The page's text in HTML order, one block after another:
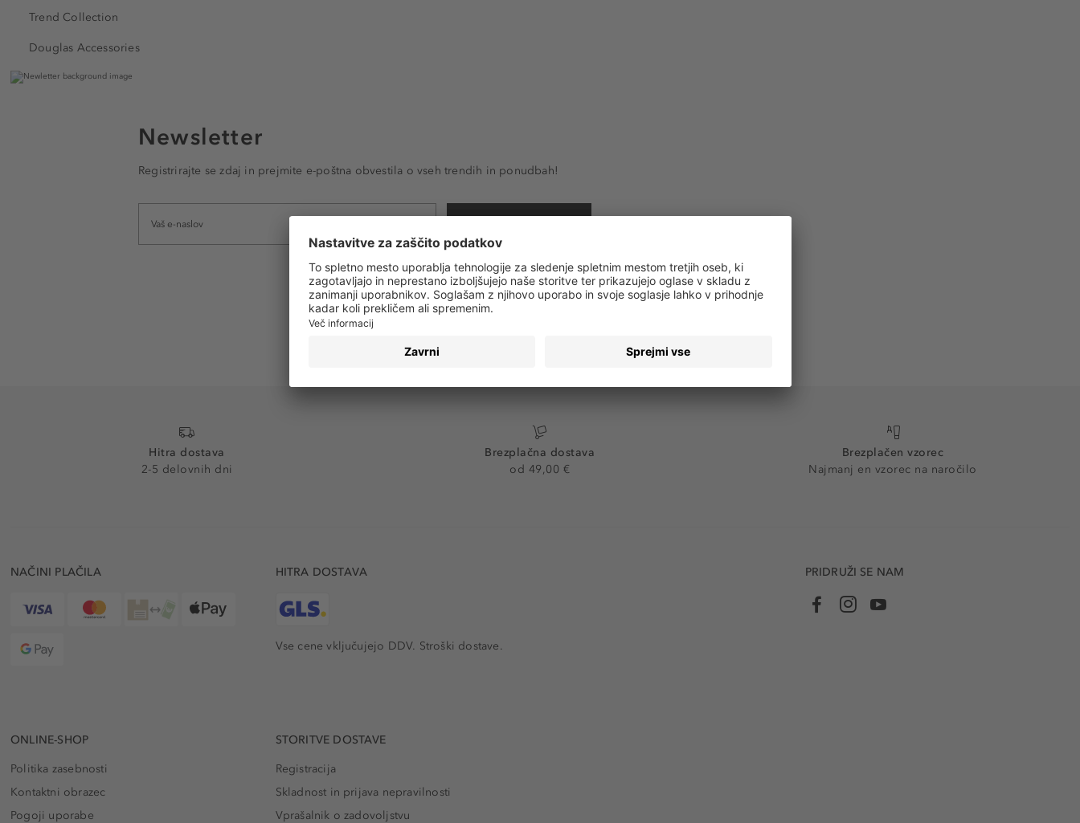
Trend Collection
Douglas Accessories
Newsletter
Registrirajte se zdaj in prejmite e-poštna obvestila o vseh trendih in ponudbah!
Hitra dostava
2-5 delovnih dni
Brezplačna dostava
od 49,00 €
Brezplačen vzorec
Najmanj en vzorec na naročilo
NAČINI PLAČILA HITRA DOSTAVA
Vse cene vključujejo DDV. Stroški dostave.
PRIDRUŽI SE NAM
ONLINE-SHOP
Politika zasebnosti
Kontaktni obrazec
Pogoji uporabe
STORITVE DOSTAVE
Registracija
Skladnost in prijava nepravilnosti
Vprašalnik o zadovoljstvu